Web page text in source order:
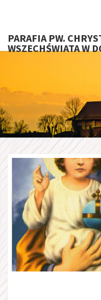
PARAFIA PW.
WSZECHŚWIATA W